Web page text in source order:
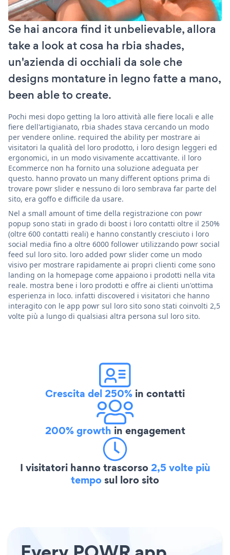
Se hai ancora find it unbelievable, allora
take a look at cosa ha rbia shades,
un'azienda di occhiali da sole che
designs montature in legno fatte a mano,
been able to create.
Pochi mesi dopo getting la loro attività alle fiere locali e alle
fiere dell'artigianato, rbia shades stava cercando un modo
per vendere online. required the ability per mostrare ai
visitatori la qualità del loro prodotto, i loro design leggeri ed
ergonomici, in un modo visivamente accattivante. il loro
Ecommerce non ha fornito una soluzione adeguata per
questo. hanno provato un many different options prima di
trovare powr slider e nessuno di loro sembrava far parte del
sito, era goffo e difficile da usare.
Nel a small amount of time della registrazione con powr
popup sono stati in grado di boost i loro contatti oltre il 250%
(oltre 600 contatti reali) e hanno constantly cresciuto i loro
social media fino a oltre 6000 follower utilizzando powr social
feed sul loro sito. loro added powr slider come un modo
visivo per mostrare rapidamente ai propri clienti come sono
landing on la homepage come appaiono i prodotti nella vita
reale. mostra bene i loro prodotti e offre ai clienti un'ottima
esperienza in loco. infatti discovered i visitatori che hanno
interagito con le app powr sul loro sito sono stati coinvolti 2,5
volte più a lungo di qualsiasi altra persona sul loro sito.
Crescita del 250% in contatti
200% growth in engagement
I visitatori hanno trascorso2,5 volte più
temposul loro sito